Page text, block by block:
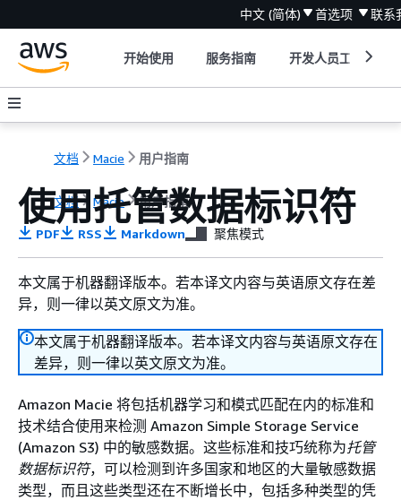
中文 (简体) 首选项 联系
开始使用 服务指南 开发人员工具
文档 Macie 用户指南
文档 Macie 用户指南
使用托管数据标识符
PDF RSS Markdown 聚焦模式
本文属于机器翻译版本。若本译文内容与英语原文存在差
异，则一律以英文原文为准。
本文属于机器翻译版本。若本译文内容与英语原文存在
差异，则一律以英文原文为准。
Amazon Macie 将包括机器学习和模式匹配在内的标准和
技术结合使用来检测 Amazon Simple Storage Service
(Amazon S3) 中的敏感数据。这些标准和技巧统称为托管
数据标识符，可以检测到许多国家和地区的大量敏感数据
类型，而且这些类型还在不断增长中，包括多种类型的凭